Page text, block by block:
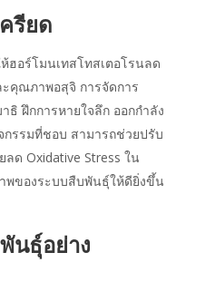
รียด
ฮอร์โมนเทสโทสเตอโรนลด
คุณภาพอสุจิ การจัดการ
ธิ ฝึกการหายใจลึก ออกกำลัง
กรรมที่ชอบ สามารถช่วยปรับ
ด Oxidative Stress ใน
พของระบบสืบพันธุ์ให้ดียิ่งขึ้น
นธุ์อย่าง